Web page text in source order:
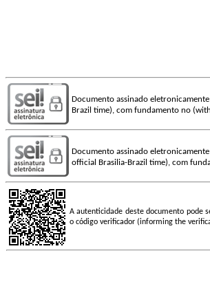
Documento assinado
Brazil time), com fundamento no
Documento assinado
official Brasilia-Brazil time), com
A autenticidade deste documento pode
o código verificador (informing the